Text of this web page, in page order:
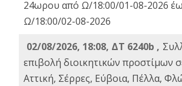
24ωρου από Ω/18:00/01-08-2026
Ω/18:00/02-08-2026
02/08/2026, 18:08, ΔΤ 6240b ,
επιβολή διοικητικών προστίμων
Αττική, Σέρρες, Εύβοια, Πέλλα,